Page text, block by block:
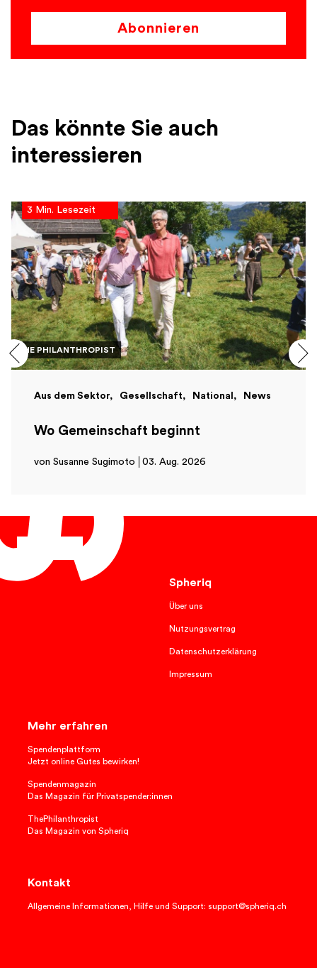
Abonnieren
Das könnte Sie auch
interessieren
THE PHILANTHROPIST
3 Min. Lesezeit
Aus dem Sektor Gesellschaft National News
Wo Gemeinschaft beginnt
von Susanne Sugimoto 03. Aug. 2026
Spheriq
Über uns
Nutzungsvertrag
Datenschutzerklärung
Impressum
Mehr erfahren
Spendenplattform
Jetzt online Gutes bewirken!
Spendenmagazin
Das Magazin für Privatspender:innen
ThePhilanthropist
Das Magazin von Spheriq
Kontakt
Allgemeine Informationen, Hilfe und Support: support@spheriq.ch